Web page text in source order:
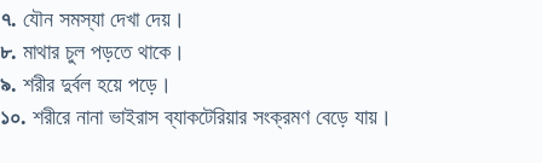
৭. যৌন সমস্যা দেখা দেয়।
৮. মাথার চুল পড়তে থাকে।
৯. শরীর দুর্বল হয়ে পড়ে।
১০. শরীরে নানা ভাইরাস ব্যাকটেরিয়ার সংক্রমণ বেড়ে যায়।